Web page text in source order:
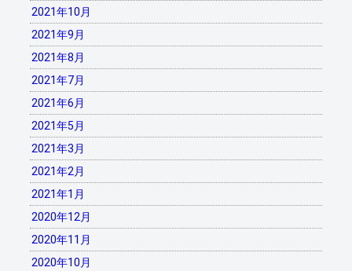
2021年10月
2021年9月
2021年8月
2021年7月
2021年6月
2021年5月
2021年3月
2021年2月
2021年1月
2020年12月
2020年11月
2020年10月